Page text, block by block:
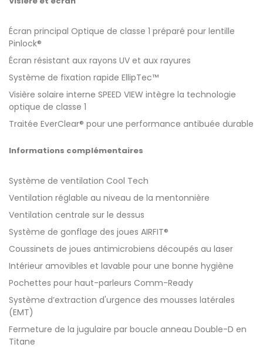
Écran principal Optique de classe 1 préparé pour lentille
Pinlock®
Écran résistant aux rayons UV et aux rayures
Système de fixation rapide EllipTec™
Visière solaire interne SPEED VIEW intègre la technologie
optique de classe 1
Traitée EverClear® pour une performance antibuée durable
Informations complémentaires
Système de ventilation Cool Tech
Ventilation réglable au niveau de la mentonnière
Ventilation centrale sur le dessus
Système de gonflage des joues AIRFIT®
Coussinets de joues antimicrobiens découpés au laser
Intérieur amovibles et lavable pour une bonne hygiène
Pochettes pour haut-parleurs Comm-Ready
Système d’extraction d'urgence des mousses latérales
(EMT)
Fermeture de la jugulaire par boucle anneau Double-D en
Titane